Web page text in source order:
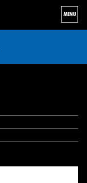
MENU